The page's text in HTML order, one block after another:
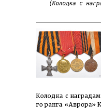
(Колодка с
Колодка с
го ранга «Аврора»